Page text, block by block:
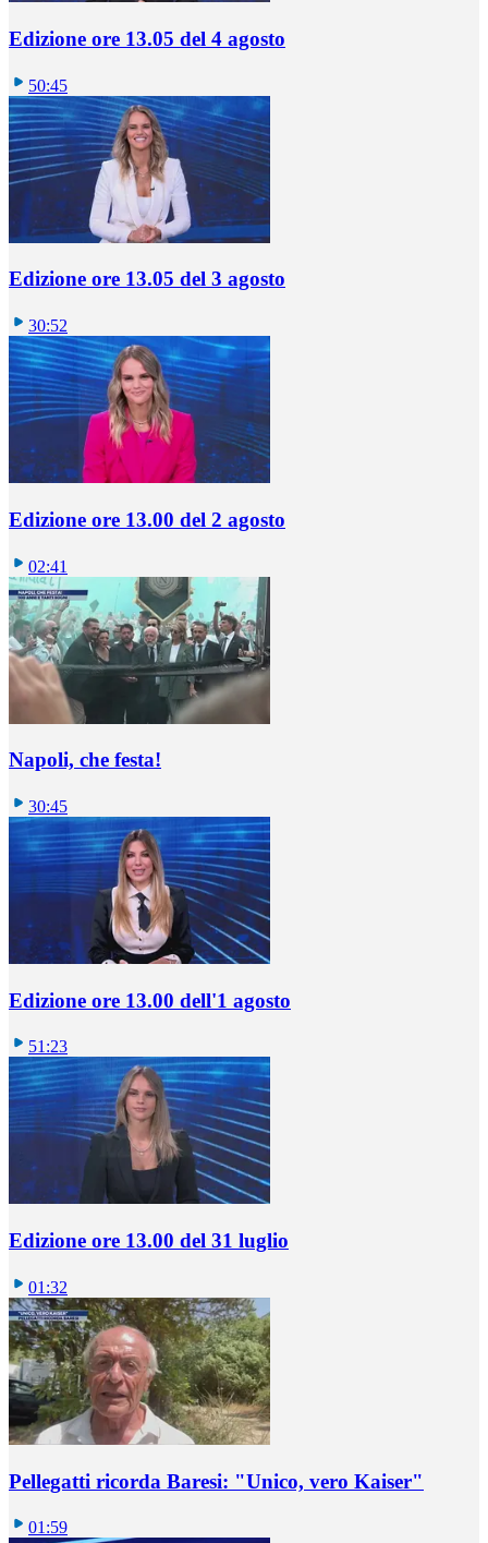
Edizione ore 13.05 del 4 agosto
50:45
Edizione ore 13.05 del 3 agosto
30:52
Edizione ore 13.00 del 2 agosto
02:41
Napoli, che festa!
30:45
Edizione ore 13.00 dell'1 agosto
51:23
Edizione ore 13.00 del 31 luglio
01:32
Pellegatti ricorda Baresi: "Unico, vero Kaiser"
01:59